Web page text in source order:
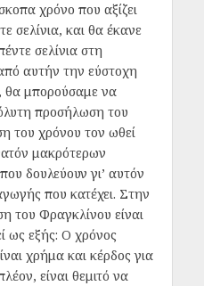
χρόνο που αξίζει
σελίνια, και θα έκανε
σελίνια στη
αυτήν την εύστοχη
θα μπορούσαμε να
προσήλωση του
του χρόνου τον ωθεί
μακρότερων
δουλεύουν γι’ αυτόν
που κατέχει. Στην
του Φραγκλίνου είναι
ως εξής: Ο χρόνος
χρήμα και κέρδος για
είναι θεμιτό να